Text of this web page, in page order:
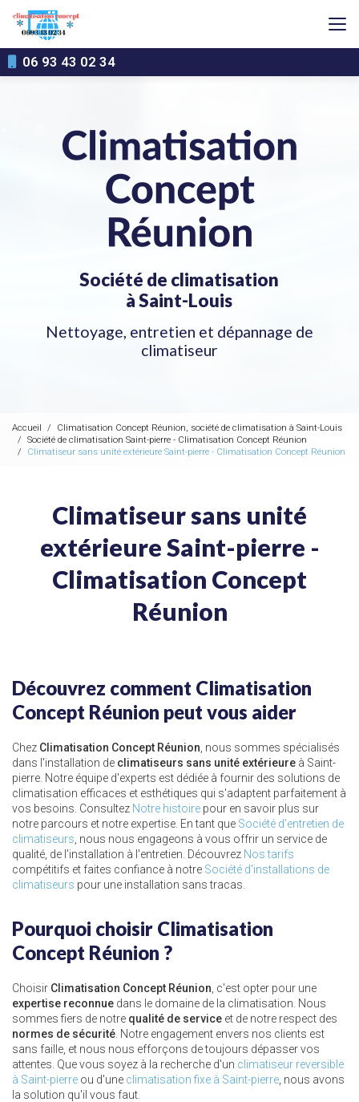
contenu
principal
06 93 43 02 34
Société de climatisation
à Saint-Louis
Nettoyage, entretien et dépannage de
climatiseur
Accueil
Climatisation Concept Réunion, société de climatisation à Saint-Louis
Société de climatisation Saint-pierre - Climatisation Concept Réunion
Climatiseur sans unité extérieure Saint-pierre - Climatisation Concept Réunion
Climatiseur sans unité
extérieure Saint-pierre -
Climatisation Concept
Réunion
Découvrez comment Climatisation
Concept Réunion peut vous aider
Chez Climatisation Concept Réunion , nous sommes spécialisés
dans l'installation de climatiseurs sans unité extérieure à Saint-
pierre. Notre équipe d'experts est dédiée à fournir des solutions de
climatisation efficaces et esthétiques qui s'adaptent parfaitement à
vos besoins. Consultez Notre histoire pour en savoir plus sur
notre parcours et notre expertise. En tant que Société d'entretien de
climatiseurs , nous nous engageons à vous offrir un service de
qualité, de l'installation à l'entretien. Découvrez Nos tarifs
compétitifs et faites confiance à notre Société d'installations de
climatiseurs pour une installation sans tracas.
Pourquoi choisir Climatisation
Concept Réunion ?
Choisir Climatisation Concept Réunion , c'est opter pour une
expertise reconnue dans le domaine de la climatisation. Nous
sommes fiers de notre qualité de service et de notre respect des
normes de sécurité . Notre engagement envers nos clients est
sans faille, et nous nous efforçons de toujours dépasser vos
attentes. Que vous soyez à la recherche d'un climatiseur reversible
à Saint-pierre ou d'une climatisation fixe à Saint-pierre , nous avons
la solution qu'il vous faut.